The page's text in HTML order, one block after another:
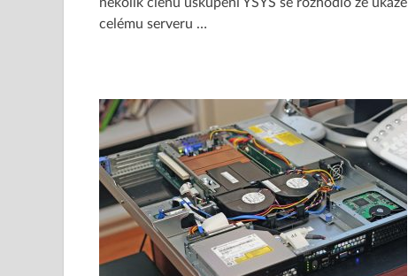
celému serveru …